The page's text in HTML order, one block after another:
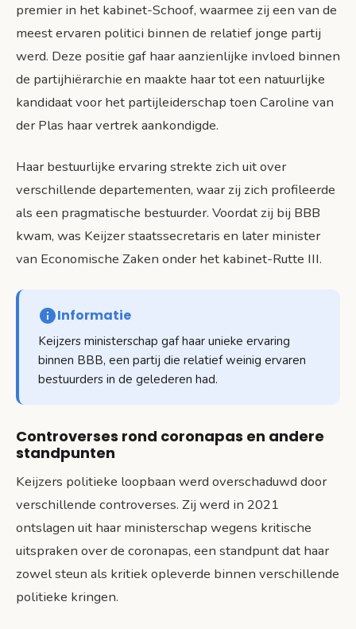
premier in het kabinet-Schoof, waarmee zij een van de
meest ervaren politici binnen de relatief jonge partij
werd. Deze positie gaf haar aanzienlijke invloed binnen
de partijhiërarchie en maakte haar tot een natuurlijke
kandidaat voor het partijleiderschap toen Caroline van
der Plas haar vertrek aankondigde.
Haar bestuurlijke ervaring strekte zich uit over
verschillende departementen, waar zij zich profileerde
als een pragmatische bestuurder. Voordat zij bij BBB
kwam, was Keijzer staatssecretaris en later minister
van Economische Zaken onder het kabinet-Rutte III.
Informatie
Keijzers ministerschap gaf haar unieke ervaring
binnen BBB, een partij die relatief weinig ervaren
bestuurders in de gelederen had.
Controverses rond coronapas en andere
standpunten
Keijzers politieke loopbaan werd overschaduwd door
verschillende controverses. Zij werd in 2021
ontslagen uit haar ministerschap wegens kritische
uitspraken over de coronapas, een standpunt dat haar
zowel steun als kritiek opleverde binnen verschillende
politieke kringen.